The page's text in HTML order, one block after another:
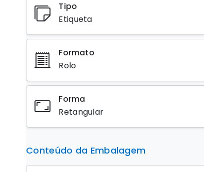
Tipo
Etiqueta
Formato
Rolo
Forma
Retangular
Conteúdo da Embalagem